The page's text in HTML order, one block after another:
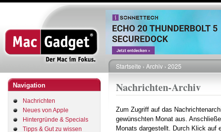
Direkt
zum
Inhalt
Navigation
Nachrichten
Neues von Apple
Hintergründe & Specials
Tipps & Gut zu wissen
Pfadnavigation
Startseite Archiv 2025
Nachrichten-Archiv
Zum Zugriff auf das
gewünschten Monat aus.
Monats dargestellt. Durch Klick auf